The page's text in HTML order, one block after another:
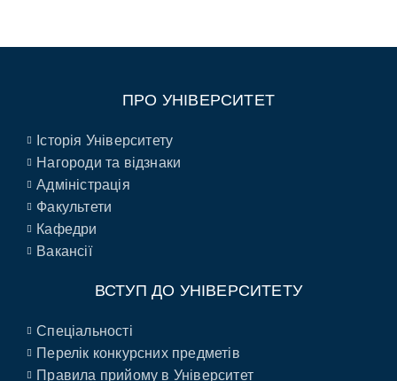
ПРО УНІВЕРСИТЕТ
Історія Університету
Нагороди та відзнаки
Адміністрація
Факультети
Кафедри
Вакансії
ВСТУП ДО УНІВЕРСИТЕТУ
Спеціальності
Перелік конкурсних предметів
Правила прийому в Університет